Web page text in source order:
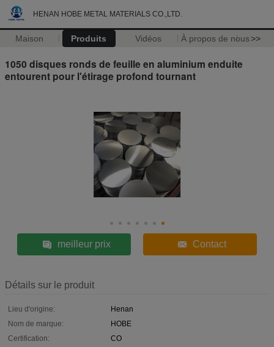
HENAN HOBE METAL MATERIALS CO.,LTD.
Maison Produits Vidéos À propos de nous>>
1050 disques ronds de feuille en aluminium enduite
entourent pour l'étirage profond tournant
meilleur prix Contact
Détails sur le produit
Lieu d'origine:
Henan
Nom de marque:
HOBE
Certification:
CO